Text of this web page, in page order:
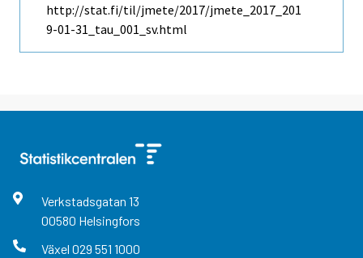
http://stat.fi/til/jmete/2017/jmete_2017_201
9-01-31_tau_001_sv.html
Verkstadsgatan 13
00580 Helsingfors
Växel 029 551 1000